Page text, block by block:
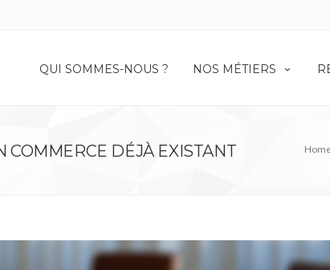
QUI SOMMES-NOUS ? NOS MÉTIERS
COMMERCE DÉJÀ EXISTANT